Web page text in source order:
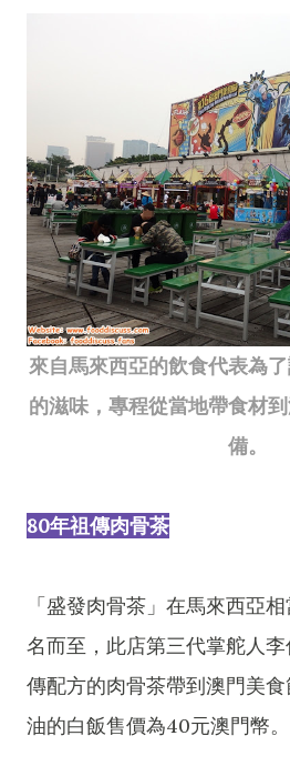
來自馬來西亞的飲食代表為
的滋味，專程從當地帶食材
備。
80年祖傳肉骨茶
「盛發肉骨茶」在馬來西亞
名而至，此店第三代掌舵人
傳配方的肉骨茶帶到澳門美
油的白飯售價為40元澳門幣。